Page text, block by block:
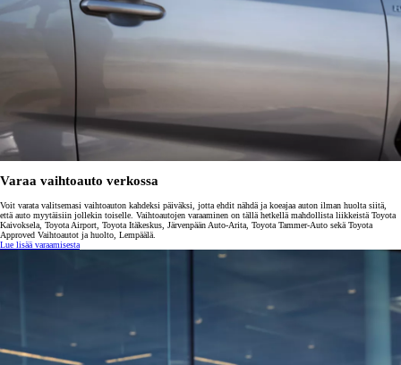
Varaa vaihtoauto verkossa
Voit varata valitsemasi vaihtoauton kahdeksi päiväksi, jotta ehdit nähdä ja koeajaa auton ilman huolta siitä,
että auto myytäisiin jollekin toiselle. Vaihtoautojen varaaminen on tällä hetkellä mahdollista liikkeistä Toyota
Kaivoksela, Toyota Airport, Toyota Itäkeskus, Järvenpään Auto-Arita, Toyota Tammer-Auto sekä Toyota
Approved Vaihtoautot ja huolto, Lempäälä.
Lue lisää varaamisesta